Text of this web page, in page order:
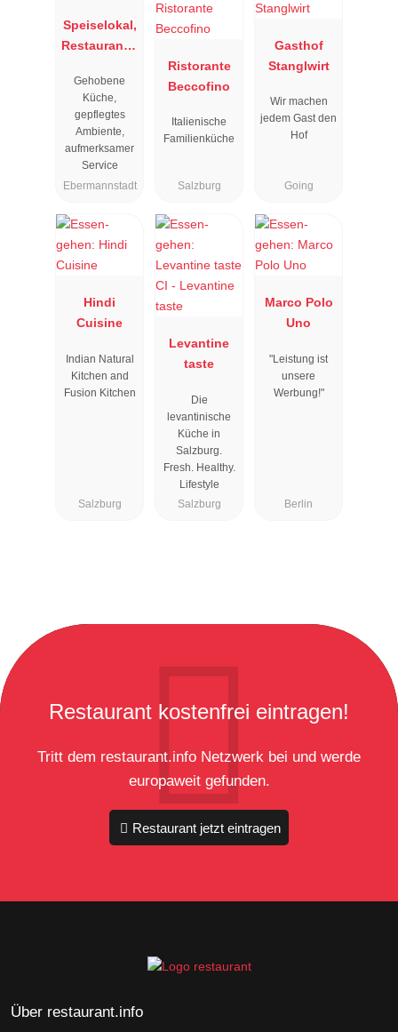
Speiselokal,
Restaurant "
"
Gehobene
Küche,
gepflegtes
Ambiente,
aufmerksamer
Service
Ebermannstadt
Ristorante
Beccofino
Italienische
Familienküche
Salzburg
Gasthof
Stanglwirt
Wir machen
jedem Gast den
Hof
Going
Hindi
Cuisine
Indian Natural
Kitchen and
Fusion Kitchen
Salzburg
Levantine
taste
Die
levantinische
Küche in
Salzburg.
Fresh. Healthy.
Lifestyle
Salzburg
Marco Polo
Uno
"Leistung ist
unsere
Werbung!"
Berlin
Restaurant kostenfrei eintragen!
Tritt dem restaurant.info Netzwerk bei und werde
europaweit gefunden.
Restaurant jetzt eintragen
Über restaurant.info